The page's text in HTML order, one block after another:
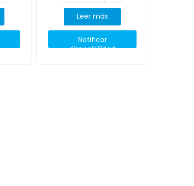
Leer más
Notificar
disponibilidad